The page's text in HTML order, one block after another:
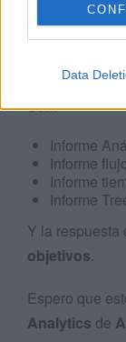
Data
¿Qué
inician o
Son:
Informe
Informe
Informe
Informe
Y la respuesta
objetivos.
Espero que
Analytics de